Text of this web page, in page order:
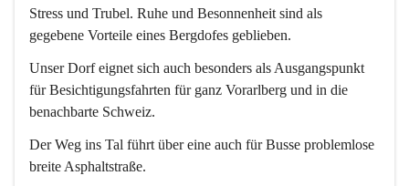
Stress und Trubel. Ruhe und Besonnenheit sind als
gegebene Vorteile eines Bergdofes geblieben.
Unser Dorf eignet sich auch besonders als Ausgangspunkt
für Besichtigungsfahrten für ganz Vorarlberg und in die
benachbarte Schweiz.
Der Weg ins Tal führt über eine auch für Busse problemlose
breite Asphaltstraße.